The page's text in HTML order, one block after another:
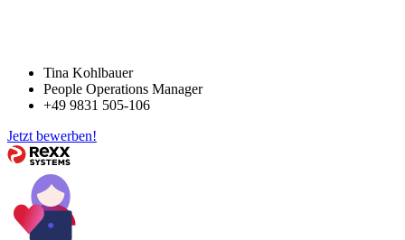
Tina Kohlbauer
People Operations Manager
+49 9831 505-106
Jetzt bewerben!